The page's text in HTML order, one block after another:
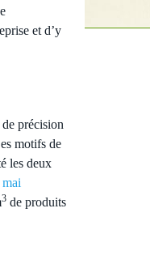
et d’y
précision
motifs de
les deux
3 de produits